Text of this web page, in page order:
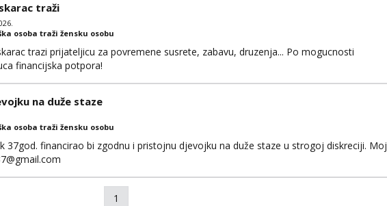
traži
osoba traži žensku osobu
trazi prijateljicu za povremene susrete, zabavu, druzenja... Po mogucnosti
financijska potpora!
na duže staze
osoba traži žensku osobu
37god. financirao bi zgodnu i pristojnu djevojku na duže staze u strogoj diskreciji. Moj
1